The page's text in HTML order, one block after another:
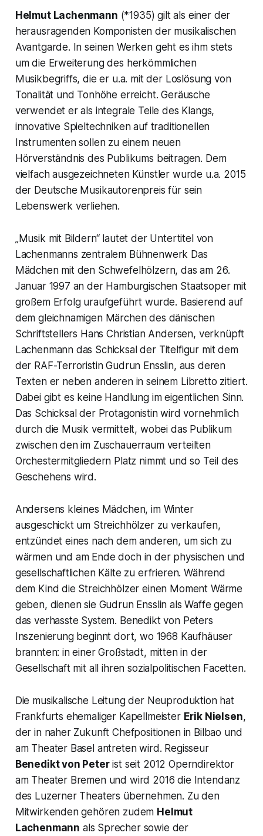
Helmut Lachenmann (*1935) gilt als einer der
herausragenden Komponisten der musikalischen
Avantgarde. In seinen Werken geht es ihm stets
um die Erweiterung des herkömmlichen
Musikbegriffs, die er u.a. mit der Loslösung von
Tonalität und Tonhöhe erreicht. Geräusche
verwendet er als integrale Teile des Klangs,
innovative Spieltechniken auf traditionellen
Instrumenten sollen zu einem neuen
Hörverständnis des Publikums beitragen. Dem
vielfach ausgezeichneten Künstler wurde u.a. 2015
der Deutsche Musikautorenpreis für sein
Lebenswerk verliehen.
„Musik mit Bildern“ lautet der Untertitel von
Lachenmanns zentralem Bühnenwerk Das
Mädchen mit den Schwefelhölzern, das am 26.
Januar 1997 an der Hamburgischen Staatsoper mit
großem Erfolg uraufgeführt wurde. Basierend auf
dem gleichnamigen Märchen des dänischen
Schriftstellers Hans Christian Andersen, verknüpft
Lachenmann das Schicksal der Titelfigur mit dem
der RAF-Terroristin Gudrun Ensslin, aus deren
Texten er neben anderen in seinem Libretto zitiert.
Dabei gibt es keine Handlung im eigentlichen Sinn.
Das Schicksal der Protagonistin wird vornehmlich
durch die Musik vermittelt, wobei das Publikum
zwischen den im Zuschauerraum verteilten
Orchestermitgliedern Platz nimmt und so Teil des
Geschehens wird.
Andersens kleines Mädchen, im Winter
ausgeschickt um Streichhölzer zu verkaufen,
entzündet eines nach dem anderen, um sich zu
wärmen und am Ende doch in der physischen und
gesellschaftlichen Kälte zu erfrieren. Während
dem Kind die Streichhölzer einen Moment Wärme
geben, dienen sie Gudrun Ensslin als Waffe gegen
das verhasste System. Benedikt von Peters
Inszenierung beginnt dort, wo 1968 Kaufhäuser
brannten: in einer Großstadt, mitten in der
Gesellschaft mit all ihren sozialpolitischen Facetten.
Die musikalische Leitung der Neuproduktion hat
Frankfurts ehemaliger Kapellmeister Erik Nielsen,
der in naher Zukunft Chefpositionen in Bilbao und
am Theater Basel antreten wird. Regisseur
Benedikt von Peterist seit 2012 Operndirektor
am Theater Bremen und wird 2016 die Intendanz
des Luzerner Theaters übernehmen. Zu den
Mitwirkenden gehören zudem Helmut
Lachenmann als Sprecher sowie der